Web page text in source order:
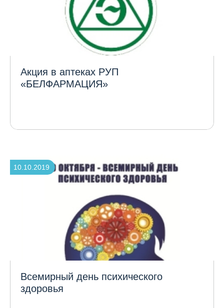
Акция в аптеках РУП
«БЕЛФАРМАЦИЯ»
Всемирный день психического
здоровья
10.10.2019